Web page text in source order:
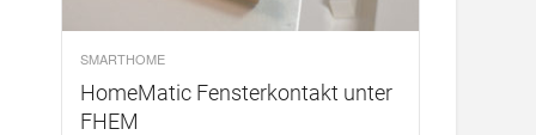
SMARTHOME
HomeMatic Fensterkontakt unter
FHEM